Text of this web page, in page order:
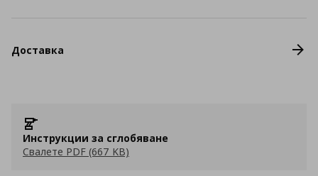
Доставка
Инструкции за сглобяване
Свалете PDF (667 KB)